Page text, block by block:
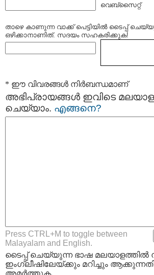
വെബ്സൈറ്റ്
താഴെ കാണുന്ന വാക്ക് പെട്ടിയില്‍ ടൈപ്പ്‌
ഒഴിക്കാനാണിത്. സദയം സഹകരിക്കുക!
* ഈ വിവരങ്ങള്‍ നിര്‍ബന്ധമാണ്
അഭിപ്രായങ്ങള്‍ ഇവിടെ
ചെയ്യാം. എങ്ങനെ?
Press CTRL+M to toggle between
Malayalam and English.
ടൈപ്പ്‌ ചെയ്യുന്ന ഭാഷ മലയാളത്തില്‍
ഇംഗ്ലീഷിലേയ്ക്കും മറിച്ചും
അമര്‍ത്തുക.